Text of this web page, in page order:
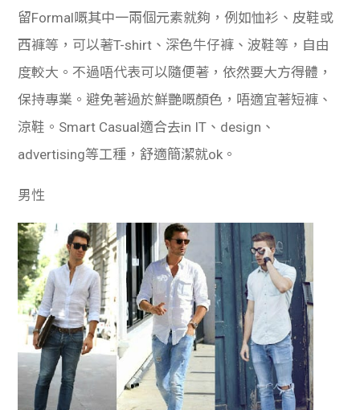
留Formal嘅其中一兩個元素就夠，例如恤衫、皮鞋或
西褲等，可以著T-shirt、深色牛仔褲、波鞋等，自由
度較大。不過唔代表可以隨便著，依然要大方得體，
保持專業。避免著過於鮮艷嘅顏色，唔適宜著短褲、
涼鞋。Smart Casual適合去in IT、design、
advertising等工種，舒適簡潔就ok。
男性